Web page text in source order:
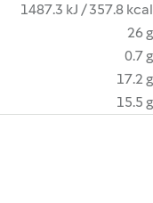
1487.3 kJ / 357.8 kcal
26 g
0.7 g
17.2 g
15.5 g